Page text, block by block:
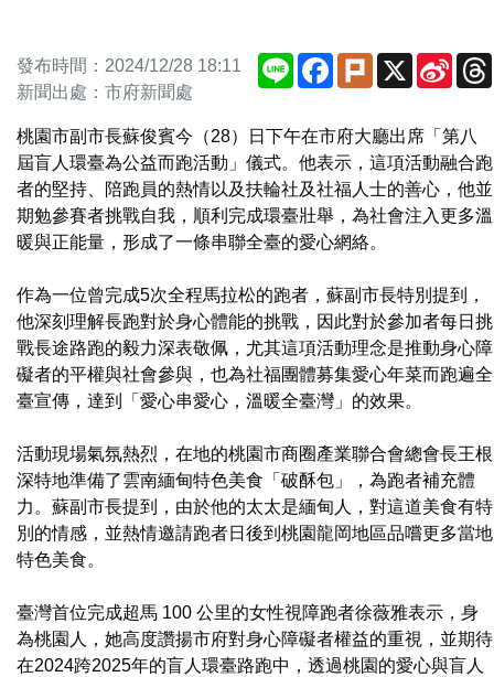
發布時間：2024/12/28 18:11
新聞出處：市府新聞處
Line Facebook
Plurk X
Sina
桃園市副市長蘇俊賓今（28）日下午在市府大廳出席「第八
屆盲人環臺為公益而跑活動」儀式。他表示，這項活動融合跑
者的堅持、陪跑員的熱情以及扶輪社及社福人士的善心，他並
期勉參賽者挑戰自我，順利完成環臺壯舉，為社會注入更多溫
暖與正能量，形成了一條串聯全臺的愛心網絡。
作為一位曾完成5次全程馬拉松的跑者，蘇副市長特別提到，
他深刻理解長跑對於身心體能的挑戰，因此對於參加者每日挑
戰長途路跑的毅力深表敬佩，尤其這項活動理念是推動身心障
礙者的平權與社會參與，也為社福團體募集愛心年菜而跑遍全
臺宣傳，達到「愛心串愛心，溫暖全臺灣」的效果。
活動現場氣氛熱烈，在地的桃園市商圈產業聯合會總會長王根
深特地準備了雲南緬甸特色美食「破酥包」，為跑者補充體
力。蘇副市長提到，由於他的太太是緬甸人，對這道美食有特
別的情感，並熱情邀請跑者日後到桃園龍岡地區品嚐更多當地
特色美食。
臺灣首位完成超馬 100 公里的女性視障跑者徐薇雅表示，身
為桃園人，她高度讚揚市府對身心障礙者權益的重視，並期待
在2024跨2025年的盲人環臺路跑中，透過桃園的愛心與盲人